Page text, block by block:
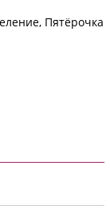
Пятёрочка